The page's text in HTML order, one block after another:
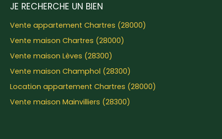
JE RECHERCHE UN BIEN
Vente appartement Chartres (28000)
Vente maison Chartres (28000)
Vente maison Lèves (28300)
Vente maison Champhol (28300)
Location appartement Chartres (28000)
Vente maison Mainvilliers (28300)